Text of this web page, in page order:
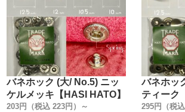
加工)など、各メーカーによって様々です
金具の規格に合わない工具を使うと、も
します。
金具を止める作業において【金具メーカ
て作った工具】を使う事が必須なんです
ネット通販等で販売されている打駒は、
な物まで様々です。
バネホック (大/ No.5) ニッ
ケルメッキ【HASI HATO】
203円（税込 223円）～
バネホッ
ティーク
295円（税